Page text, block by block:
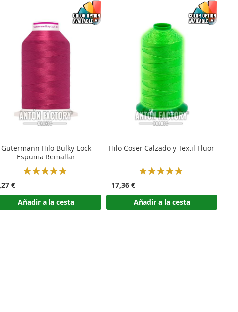
Gutermann Hilo Bulky-Lock
Espuma Remallar
Rating:
€
Añadir a la cesta
Hilo Coser Calzado y Textil Fluor
Rating:
17,36 €
Añadir a la cesta